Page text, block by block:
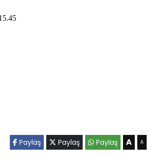
Paylaş Paylaş Paylaş A A